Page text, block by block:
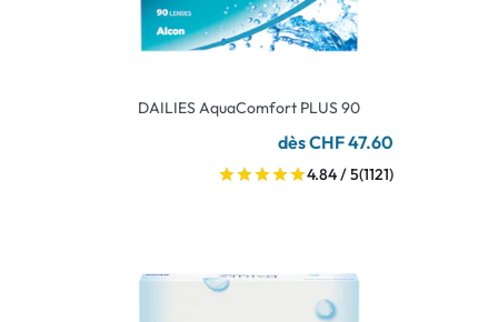
DAILIES AquaComfort PLUS 90
dès CHF 47.60
4.84 / 5(1121)